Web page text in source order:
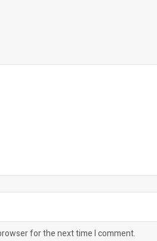
for the next time I comment.